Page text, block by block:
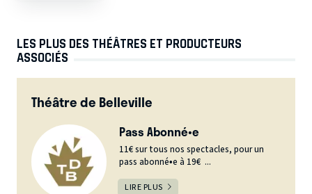
LES PLUS DES THÉÂTRES ET PRODUCTEURS
ASSOCIÉS
Théâtre de Belleville
Pass Abonné•e
11€ sur tous nos spectacles, pour un
pass abonné•e à 19€ ...
LIRE PLUS